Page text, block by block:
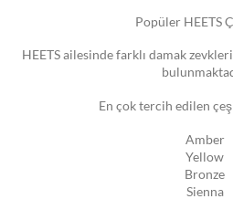
Popüler HEETS
HEETS ailesinde farklı damak
En çok tercih edilen
Amber
Yellow
Bronze
Sienna